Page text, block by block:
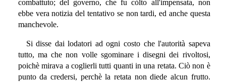
combattuto; del governo, che fu còlto all'impensata, non
ebbe vera notizia del tentativo se non tardi, ed anche questa
manchevole.
Si disse dai lodatori ad ogni costo che l'autorità sapeva
tutto, ma che non volle sgominare i disegni dei rivoltosi,
poichè mirava a coglierli tutti quanti in una retata. Ciò non è
punto da credersi, perchè la retata non diede alcun frutto.